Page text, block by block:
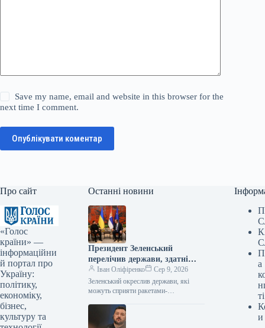
Save my name, email and website in this browser for the
next time I comment.
Опублікувати коментар
Про сайт
«Голос
країни» —
інформаційни
й портал про
Україну:
політику,
економіку,
бізнес,
культуру та
Останні новини
Президент Зеленський
перелічив держави, здатні
надати підтримку у вигляді
ракет-перехоплювачів.
Іван Оліфіренко
Сер 9, 2026
Зеленський окреслив держави, які
можуть сприяти ракетами-
Укрінформ Польща та Німеччина
мають потенціал надавати Україні
а
ті
и